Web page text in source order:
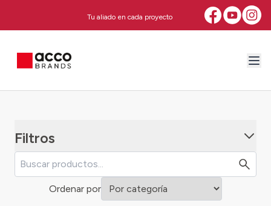
Tu aliado en cada proyecto
Filtros
Ordenar por